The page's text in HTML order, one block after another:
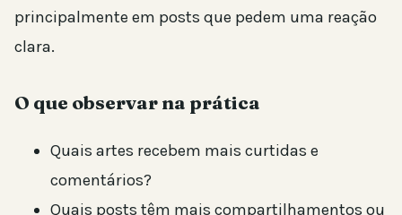
principalmente em posts que pedem uma reação
clara.
O que observar na prática
Quais artes recebem mais curtidas e
comentários?
Quais posts têm mais compartilhamentos ou